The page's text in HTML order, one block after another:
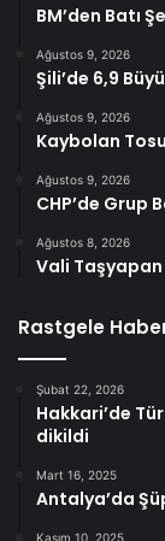
BM’den Batı
Ağustos 9, 2026
Şili’de 6,9
Ağustos 9, 2026
Kaybolan
Ağustos 9, 2026
CHP’de Grup
Ağustos 8, 2026
Vali
Rastgele
Şubat 22, 2026
Hakkari’de
dikildi
Mart 16, 2025
Antalya’da
Kasım 10, 2025